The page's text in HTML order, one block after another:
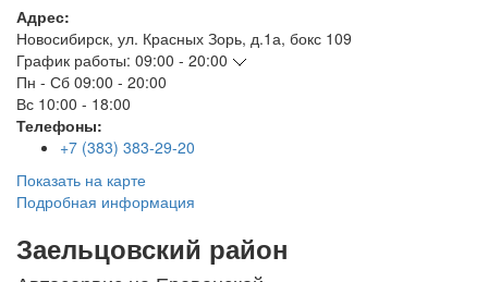
Адрес:
Новосибирск, ул. Красных Зорь, д.1а, бокс 109
График работы: 09:00 - 20:00
Пн - Сб 09:00 - 20:00
Вс 10:00 - 18:00
Телефоны:
+7 (383) 383-29-20
Показать на карте
Подробная информация
Заельцовский район